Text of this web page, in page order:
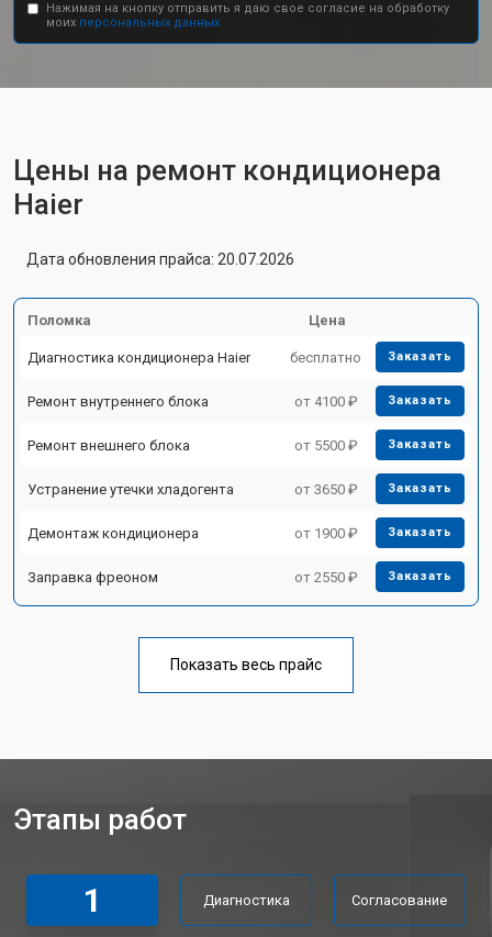
Нажимая на кнопку отправить я даю свое согласие на обработку
моих персональных данных.
Цены на ремонт кондиционера
Haier
Дата обновления прайса: 20.07.2026
Поломка Цена
Диагностика кондиционера Haier бесплатно Заказать
Ремонт внутреннего блока от 4100 ₽ Заказать
Ремонт внешнего блока от 5500 ₽ Заказать
Устранение утечки хладогента от 3650 ₽ Заказать
Демонтаж кондиционера от 1900 ₽ Заказать
Заправка фреоном от 2550 ₽ Заказать
Показать весь прайс
Этапы работ
1 Диагностика Согласование